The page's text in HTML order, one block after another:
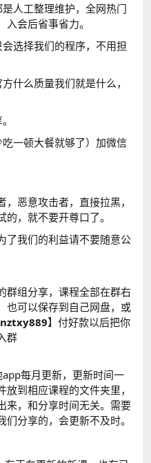
人工整理维护，全网热门
会后省事省力。
选择我们的程序，不用担
什么质量我们就是什么，
一顿大餐就够了）加微信
恶意攻击者，直接拉黑，
，就不要开尊口了。
了我们的利益请不要随意公
群组分享，课程全部在群右
也可以保存到自己网盘，或
】付好款以后把你
群
每月更新，更新时间一
到相应课程的文件夹里，
来，和分享时间无关。需要
分享的，会更新不及时。